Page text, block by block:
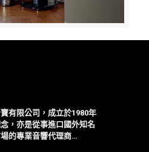
有限公司，成立於1980年
，亦是從事進口國外知名
的專業音響代理商…